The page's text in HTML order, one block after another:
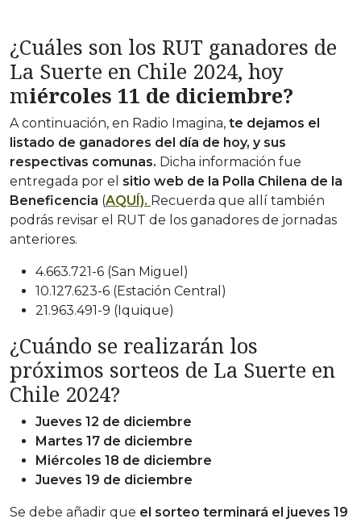
¿Cuáles son los RUT ganadores de
La Suerte en Chile 2024, hoy
miércoles 11 de diciembre?
A continuación, en Radio Imagina, te dejamos el
listado de ganadores del día de hoy, y sus
respectivas comunas. Dicha información fue
entregada por el sitio web de la Polla Chilena de la
Beneficencia (AQUÍ). Recuerda que allí también
podrás revisar el RUT de los ganadores de jornadas
anteriores.
4.663.721-6 (San Miguel)
10.127.623-6 (Estación Central)
21.963.491-9 (Iquique)
¿Cuándo se realizarán los
próximos sorteos de La Suerte en
Chile 2024?
Jueves 12 de diciembre
Martes 17 de diciembre
Miércoles 18 de diciembre
Jueves 19 de diciembre
Se debe añadir que el sorteo terminará el jueves 19